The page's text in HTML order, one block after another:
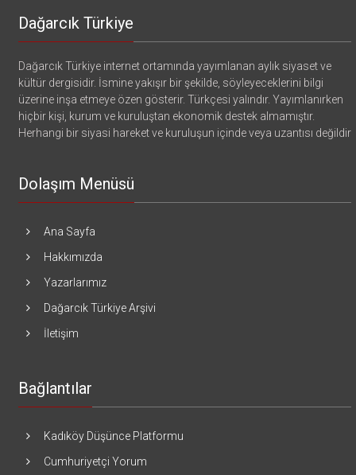
Dağarcık Türkiye
Dağarcık Türkiye internet ortamında yayımlanan aylık siyaset ve
kültür dergisidir. İsmine yakışır bir şekilde, söyleyeceklerini bilgi
üzerine inşa etmeye özen gösterir. Türkçesi yalındır. Yayımlanırken
hiçbir kişi, kurum ve kuruluştan ekonomik destek almamıştır.
Herhangi bir siyasi hareket ve kuruluşun içinde veya uzantısı değildir
Dolaşım Menüsü
Ana Sayfa
Hakkımızda
Yazarlarımız
Dağarcık Türkiye Arşivi
İletişim
Bağlantılar
Kadıköy Düşünce Platformu
Cumhuriyetçi Yorum